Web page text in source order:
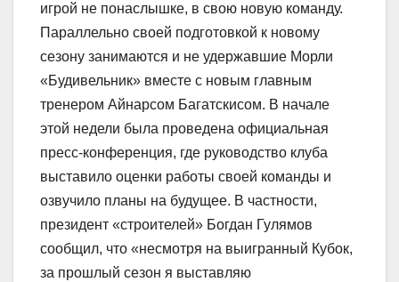
игрой не понаслышке, в свою новую команду.
Параллельно своей подготовкой к новому
сезону занимаются и не удержавшие Морли
«Будивельник» вместе с новым главным
тренером Айнарсом Багатскисом. В начале
этой недели была проведена официальная
пресс-конференция, где руководство клуба
выставило оценки работы своей команды и
озвучило планы на будущее. В частности,
президент «строителей» Богдан Гулямов
сообщил, что «несмотря на выигранный Кубок,
за прошлый сезон я выставляю